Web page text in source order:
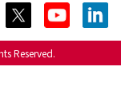
Reserved.